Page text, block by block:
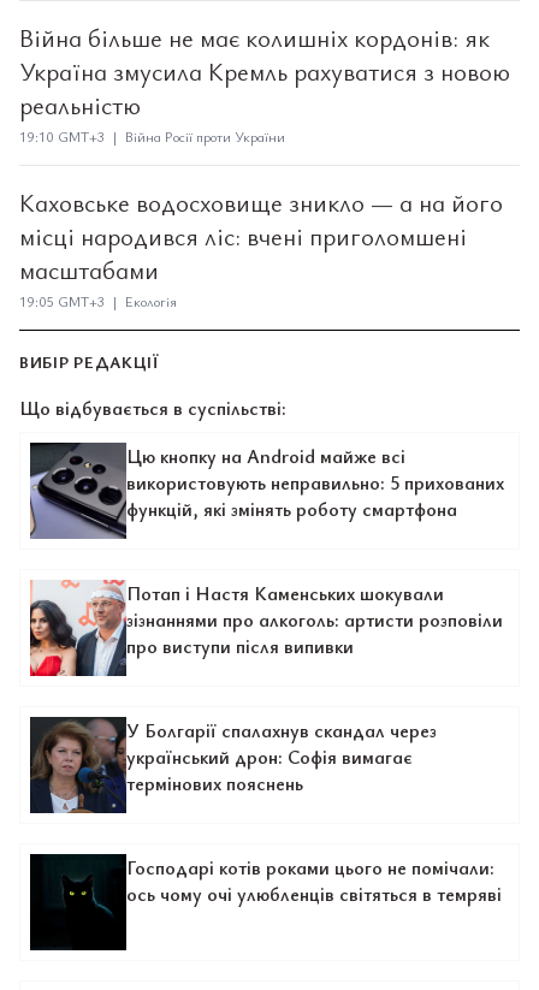
Війна більше не має колишніх кордонів: як
Україна змусила Кремль рахуватися з новою
реальністю
19:10 GMT+3 | Війна Росії проти України
Каховське водосховище зникло — а на його
місці народився ліс: вчені приголомшені
масштабами
19:05 GMT+3 | Екологія
ВИБІР РЕДАКЦІЇ
Що відбувається в суспільстві:
Цю кнопку на Android майже всі
використовують неправильно: 5 прихованих
функцій, які змінять роботу смартфона
Потап і Настя Каменських шокували
зізнаннями про алкоголь: артисти розповіли
про виступи після випивки
У Болгарії спалахнув скандал через
український дрон: Софія вимагає
термінових пояснень
Господарі котів роками цього не помічали:
ось чому очі улюбленців світяться в темряві